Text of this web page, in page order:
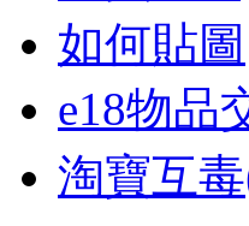
如何貼圖
e18物品
淘寶互